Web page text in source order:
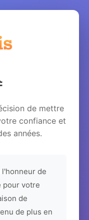
de mettre
confiance et
années.
l'honneur de
pour votre
de
de plus en